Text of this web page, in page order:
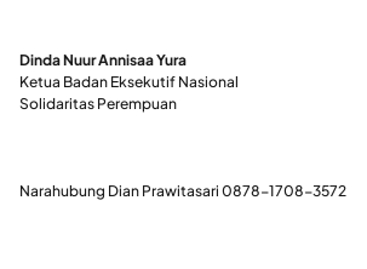
Dinda Nuur Annisaa Yura
Ketua Badan Eksekutif Nasional
Solidaritas Perempuan
Narahubung Dian Prawitasari 0878-1708-3572